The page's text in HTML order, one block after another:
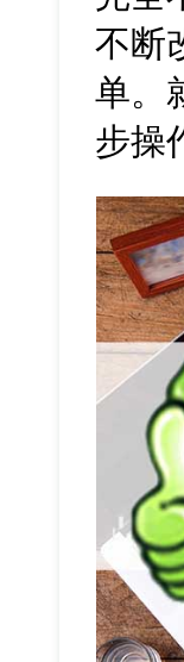
不断
单。
步操